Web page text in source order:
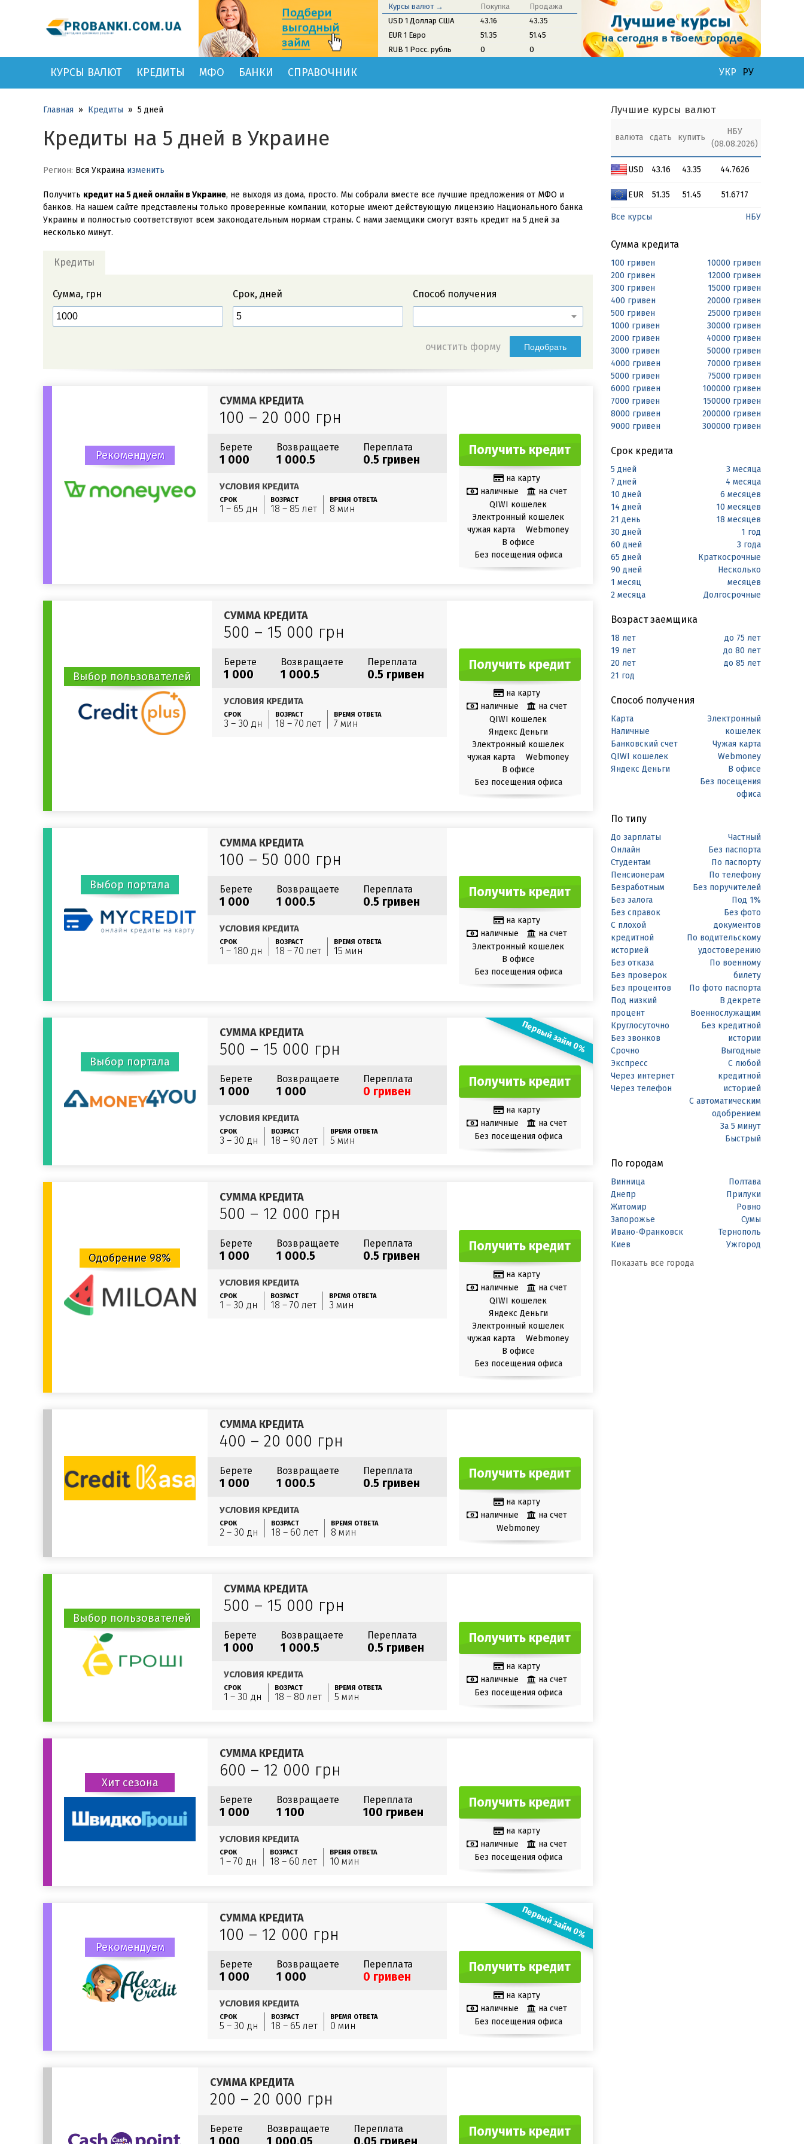
Курсы валют → Покупка
Продажа
USD 1 Доллар США
43.16
43.35
EUR 1 Евро
51.35
51.45
RUB 1 Росс. рубль
0 0
КУРСЫ ВАЛЮТ КРЕДИТЫ МФО БАНКИ СПРАВОЧНИК УКР РУ
Главная » Кредиты » 5 дней
Кредиты на 5 дней в Украине
Регион: Вся Украина изменить
Получить кредит на 5 дней онлайн в Украине, не выходя из дома, просто. Мы собрали вместе все лучшие предложения от МФО и
банков. На нашем сайте представлены только проверенные компании, которые имеют действующую лицензию Национального банка
Украины и полностью соответствуют всем законодательным нормам страны. С нами заемщики смогут взять кредит на 5 дней за
несколько минут.
Кредиты
Сумма, грн Срок, дней Способ получения
очистить форму Подобрать
Рекомендуем
СУММА КРЕДИТА
100 – 20 000 грн
Берете
1 000
Возвращаете
1 000.5
Переплата
0.5 гривен
УСЛОВИЯ КРЕДИТА
СРОК
1 – 65 дн
ВОЗРАСТ
18 – 85 лет
ВРЕМЯ ОТВЕТА
8 мин
Получить кредит
на карту
наличные
на счет
QIWI кошелек
Электронный кошелек
чужая карта
Webmoney
В офисе
Без посещения офиса
Выбор пользователей
СУММА КРЕДИТА
500 – 15 000 грн
Берете
1 000
Возвращаете
1 000.5
Переплата
0.5 гривен
УСЛОВИЯ КРЕДИТА
СРОК
3 – 30 дн
ВОЗРАСТ
18 – 70 лет
ВРЕМЯ ОТВЕТА
7 мин
Получить кредит
на карту
наличные
на счет
QIWI кошелек
Яндекс Деньги
Электронный кошелек
чужая карта
Webmoney
В офисе
Без посещения офиса
Выбор портала
СУММА КРЕДИТА
100 – 50 000 грн
Берете
1 000
Возвращаете
1 000.5
Переплата
0.5 гривен
УСЛОВИЯ КРЕДИТА
СРОК
1 – 180 дн
ВОЗРАСТ
18 – 70 лет
ВРЕМЯ ОТВЕТА
15 мин
Получить кредит
на карту
наличные
на счет
Электронный кошелек
В офисе
Без посещения офиса
Выбор портала
СУММА КРЕДИТА
500 – 15 000 грн
Берете
1 000
Возвращаете
1 000
Переплата
0 гривен
УСЛОВИЯ КРЕДИТА
СРОК
3 – 30 дн
ВОЗРАСТ
18 – 90 лет
ВРЕМЯ ОТВЕТА
5 мин
Первый займ 0%
Получить кредит
на карту
наличные
на счет
Без посещения офиса
Одобрение 98%
СУММА КРЕДИТА
500 – 12 000 грн
Берете
1 000
Возвращаете
1 000.5
Переплата
0.5 гривен
УСЛОВИЯ КРЕДИТА
СРОК
1 – 30 дн
ВОЗРАСТ
18 – 70 лет
ВРЕМЯ ОТВЕТА
3 мин
Получить кредит
на карту
наличные
на счет
QIWI кошелек
Яндекс Деньги
Электронный кошелек
чужая карта
Webmoney
В офисе
Без посещения офиса
СУММА КРЕДИТА
400 – 20 000 грн
Берете
1 000
Возвращаете
1 000.5
Переплата
0.5 гривен
УСЛОВИЯ КРЕДИТА
СРОК
2 – 30 дн
ВОЗРАСТ
18 – 60 лет
ВРЕМЯ ОТВЕТА
8 мин
Получить кредит
на карту
наличные
на счет
Webmoney
Выбор пользователей
СУММА КРЕДИТА
500 – 15 000 грн
Берете
1 000
Возвращаете
1 000.5
Переплата
0.5 гривен
УСЛОВИЯ КРЕДИТА
СРОК
1 – 30 дн
ВОЗРАСТ
18 – 80 лет
ВРЕМЯ ОТВЕТА
5 мин
Получить кредит
на карту
наличные
на счет
Без посещения офиса
Хит сезона
СУММА КРЕДИТА
600 – 12 000 грн
Берете
1 000
Возвращаете
1 100
Переплата
100 гривен
УСЛОВИЯ КРЕДИТА
СРОК
1 – 70 дн
ВОЗРАСТ
18 – 60 лет
ВРЕМЯ ОТВЕТА
10 мин
Получить кредит
на карту
наличные
на счет
Без посещения офиса
Рекомендуем
СУММА КРЕДИТА
100 – 12 000 грн
Берете
1 000
Возвращаете
1 000
Переплата
0 гривен
УСЛОВИЯ КРЕДИТА
СРОК
5 – 30 дн
ВОЗРАСТ
18 – 65 лет
ВРЕМЯ ОТВЕТА
0 мин
Первый займ 0%
Получить кредит
на карту
наличные
на счет
Без посещения офиса
СУММА КРЕДИТА
200 – 20 000 грн
Берете Возвращаете Переплата Получить кредит
Лучшие курсы валют
валюта сдать купить
НБУ
(08.08.2026)
USD 43.16 43.35 44.7626
EUR 51.35 51.45 51.6717
Все курсы НБУ
Сумма кредита
100 гривен
200 гривен
300 гривен
400 гривен
500 гривен
1000 гривен
2000 гривен
3000 гривен
4000 гривен
5000 гривен
6000 гривен
7000 гривен
8000 гривен
9000 гривен
10000 гривен
12000 гривен
15000 гривен
20000 гривен
25000 гривен
30000 гривен
40000 гривен
50000 гривен
70000 гривен
75000 гривен
100000 гривен
150000 гривен
200000 гривен
300000 гривен
Срок кредита
5 дней
7 дней
10 дней
14 дней
21 день
30 дней
60 дней
65 дней
90 дней
1 месяц
2 месяца
3 месяца
4 месяца
6 месяцев
10 месяцев
18 месяцев
1 год
3 года
Краткосрочные
Несколько
месяцев
Долгосрочные
Возраст заемщика
18 лет
19 лет
20 лет
21 год
до 75 лет
до 80 лет
до 85 лет
Способ получения
Карта
Наличные
Банковский счет
QIWI кошелек
Яндекс Деньги
Электронный
кошелек
Чужая карта
Webmoney
В офисе
Без посещения
офиса
По типу
До зарплаты
Онлайн
Студентам
Пенсионерам
Безработным
Без залога
Без справок
С плохой
кредитной
историей
Без отказа
Без проверок
Без процентов
Под низкий
процент
Круглосуточно
Без звонков
Срочно
Экспресс
Через интернет
Через телефон
Частный
Без паспорта
По паспорту
По телефону
Без поручителей
Под 1%
Без фото
документов
По водительскому
удостоверению
По военному
билету
По фото паспорта
В декрете
Военнослужащим
Без кредитной
истории
Выгодные
С любой
кредитной
историей
С автоматическим
одобрением
За 5 минут
Быстрый
По городам
Винница
Днепр
Житомир
Запорожье
Ивано-Франковск
Киев
Полтава
Прилуки
Ровно
Сумы
Тернополь
Ужгород
Показать все города